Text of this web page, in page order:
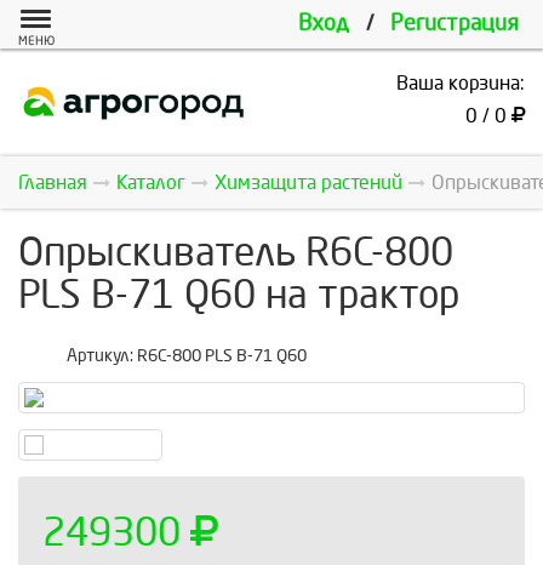
Вход / Регистрация
МЕНЮ
Ваша корзина:
0 / 0
Главная Каталог Химзащита растений
Опрыскиватель R6C-800
PLS B-71 Q60 на трактор
Артикул: R6C-800 PLS B-71 Q60
249300